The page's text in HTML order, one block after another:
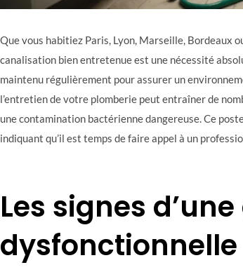
Que vous habitiez Paris, Lyon, Marseille, Bordeaux
canalisation bien entretenue est une nécessité
maintenu régulièrement pour assurer un
l’entretien de votre plomberie peut entraîner de
une contamination bactérienne dangereuse. Ce
indiquant qu’il est temps de faire appel à un
Les signes
dysfonctionnelle